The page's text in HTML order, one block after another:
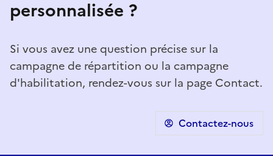
personnalisée ?
Si vous avez une question précise sur la
campagne de répartition ou la campagne
d'habilitation, rendez-vous sur la page Contact.
Contactez-nous